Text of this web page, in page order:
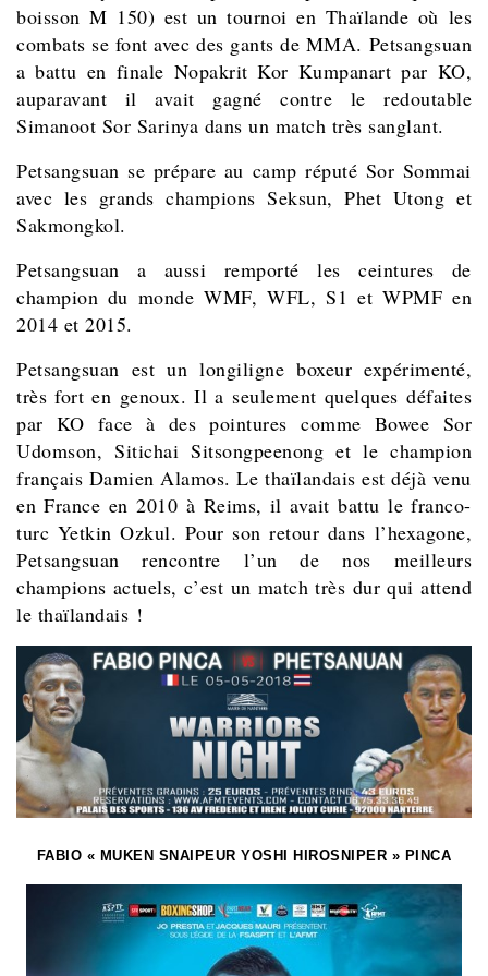
boisson M 150) est un tournoi en Thaïlande où les
combats se font avec des gants de MMA. Petsangsuan
a battu en finale Nopakrit Kor Kumpanart par KO,
auparavant il avait gagné contre le redoutable
Simanoot Sor Sarinya dans un match très sanglant.
Petsangsuan se prépare au camp réputé Sor Sommai
avec les grands champions Seksun, Phet Utong et
Sakmongkol.
Petsangsuan a aussi remporté les ceintures de
champion du monde WMF, WFL, S1 et WPMF en
2014 et 2015.
Petsangsuan est un longiligne boxeur expérimenté,
très fort en genoux. Il a seulement quelques défaites
par KO face à des pointures comme Bowee Sor
Udomson, Sitichai Sitsongpeenong et le champion
français Damien Alamos. Le thaïlandais est déjà venu
en France en 2010 à Reims, il avait battu le franco-
turc Yetkin Ozkul. Pour son retour dans l’hexagone,
Petsangsuan rencontre l’un de nos meilleurs
champions actuels, c’est un match très dur qui attend
le thaïlandais !
FABIO « MUKEN SNAIPEUR YOSHI HIROSNIPER » PINCA